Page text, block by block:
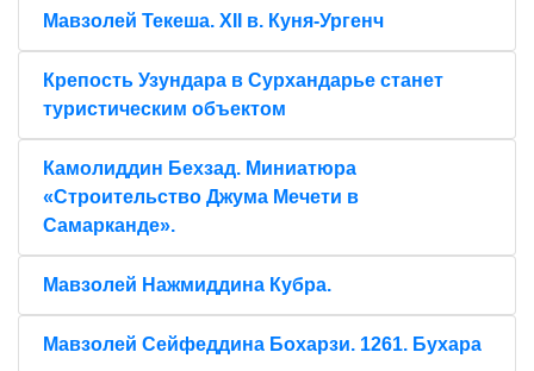
Мавзолей Текеша. XII в. Куня-Ургенч
Крепость Узундара в Сурхандарье станет
туристическим объектом
Камолиддин Бехзад. Миниатюра
«Строительство Джума Мечети в
Самарканде».
Мавзолей Нажмиддина Кубра.
Мавзолей Сейфеддина Бохарзи. 1261. Бухара